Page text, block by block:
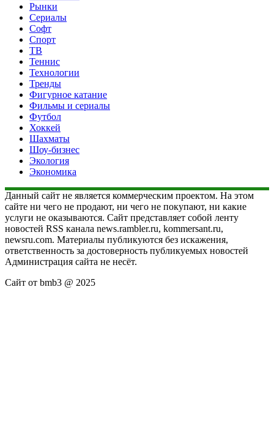
Рынки
Сериалы
Софт
Спорт
ТВ
Теннис
Технологии
Тренды
Фигурное катание
Фильмы и сериалы
Футбол
Хоккей
Шахматы
Шоу-бизнес
Экология
Экономика
Данный сайт не является коммерческим проектом. На этом
сайте ни чего не продают, ни чего не покупают, ни какие
услуги не оказываются. Сайт представляет собой ленту
новостей RSS канала news.rambler.ru, kommersant.ru,
newsru.com. Материалы публикуются без искажения,
ответственность за достоверность публикуемых новостей
Администрация сайта не несёт.
Сайт от bmb3 @ 2025